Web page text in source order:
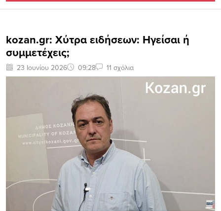
kozan.gr: Χύτρα ειδήσεων: Ηγείσαι ή
συμμετέχεις;
23 Ιουνίου 2026 09:28 11 σχόλια